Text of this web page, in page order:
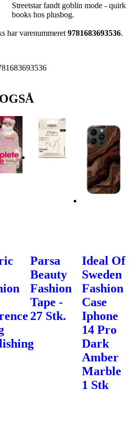
Streetstar fandt goblin mode - quirk
books hos plusbog.
har varenummeret 9781683693536.
Parsa
Beauty
Fashion
Tape -
27 Stk.
Ideal Of
Sweden
Fashion
Case
Iphone
14 Pro
Dark
Amber
Marble
1 Stk